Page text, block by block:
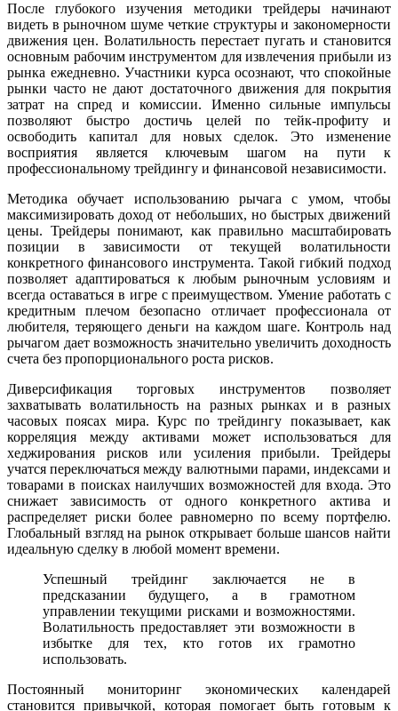
После глубокого изучения методики трейдеры начинают
видеть в рыночном шуме четкие структуры и закономерности
движения цен. Волатильность перестает пугать и становится
основным рабочим инструментом для извлечения прибыли из
рынка ежедневно. Участники курса осознают, что спокойные
рынки часто не дают достаточного движения для покрытия
затрат на спред и комиссии. Именно сильные импульсы
позволяют быстро достичь целей по тейк-профиту и
освободить капитал для новых сделок. Это изменение
восприятия является ключевым шагом на пути к
профессиональному трейдингу и финансовой независимости.
Методика обучает использованию рычага с умом, чтобы
максимизировать доход от небольших, но быстрых движений
цены. Трейдеры понимают, как правильно масштабировать
позиции в зависимости от текущей волатильности
конкретного финансового инструмента. Такой гибкий подход
позволяет адаптироваться к любым рыночным условиям и
всегда оставаться в игре с преимуществом. Умение работать с
кредитным плечом безопасно отличает профессионала от
любителя, теряющего деньги на каждом шаге. Контроль над
рычагом дает возможность значительно увеличить доходность
счета без пропорционального роста рисков.
Диверсификация торговых инструментов позволяет
захватывать волатильность на разных рынках и в разных
часовых поясах мира. Курс по трейдингу показывает, как
корреляция между активами может использоваться для
хеджирования рисков или усиления прибыли. Трейдеры
учатся переключаться между валютными парами, индексами и
товарами в поисках наилучших возможностей для входа. Это
снижает зависимость от одного конкретного актива и
распределяет риски более равномерно по всему портфелю.
Глобальный взгляд на рынок открывает больше шансов найти
идеальную сделку в любой момент времени.
Успешный трейдинг заключается не в
предсказании будущего, а в грамотном
управлении текущими рисками и возможностями.
Волатильность предоставляет эти возможности в
избытке для тех, кто готов их грамотно
использовать.
Постоянный мониторинг экономических календарей
становится привычкой, которая помогает быть готовым к